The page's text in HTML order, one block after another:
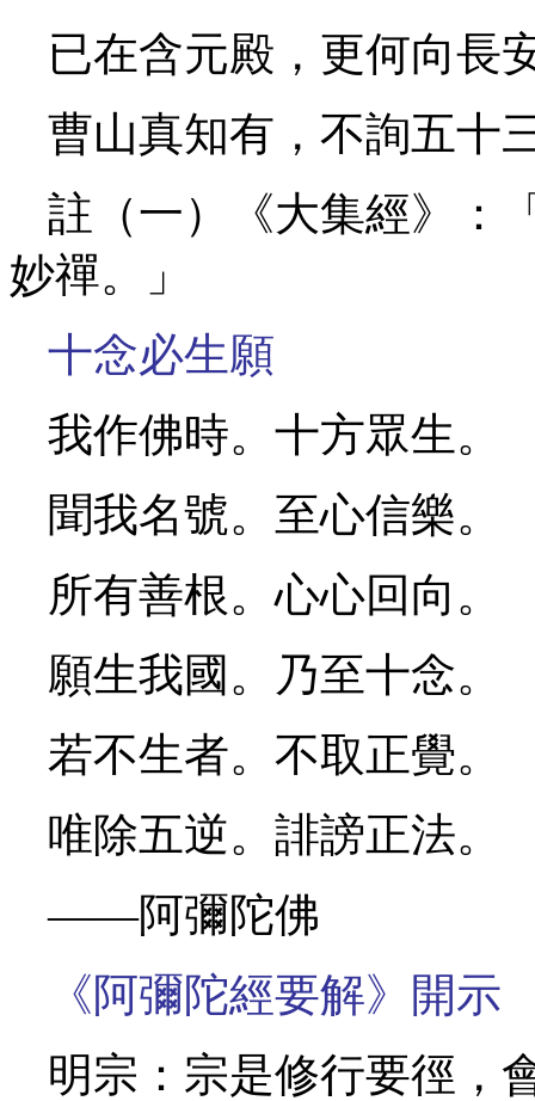
已在含元殿，更何向長
曹山真知有，不詢五十
註（一）《大集經》：
妙禪。」
十念必生願
我作佛時。十方眾生。
聞我名號。至心信樂。
所有善根。心心回向。
願生我國。乃至十念。
若不生者。不取正覺。
唯除五逆。誹謗正法。
——阿彌陀佛
《阿彌陀經要解》開示
明宗：宗是修行要徑，